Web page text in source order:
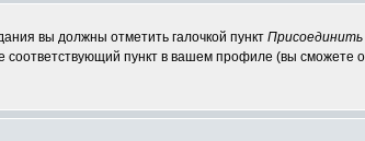
вы должны отметить галочкой пункт Присоединить
пункт в вашем профиле (вы сможете